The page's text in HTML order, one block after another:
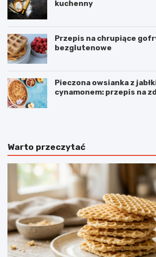
kuchenny
Przepis na chrupiące
bezglutenowe
Pieczona owsianka z
cynamonem: przepis na
Warto przeczytać